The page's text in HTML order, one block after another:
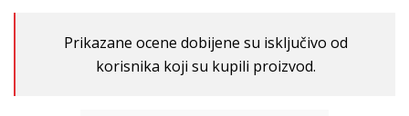
Prikazane ocene dobijene su isključivo od
korisnika koji su kupili proizvod.